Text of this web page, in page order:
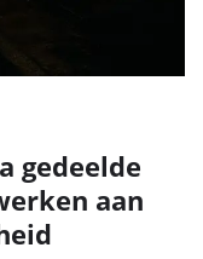
gedeelde
aan